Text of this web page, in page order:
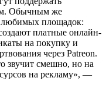
Обычным же
любимых площадок:
платные онлайн-
на покупку и
через Patreon.
звучит смешно, но на
на рекламу», —